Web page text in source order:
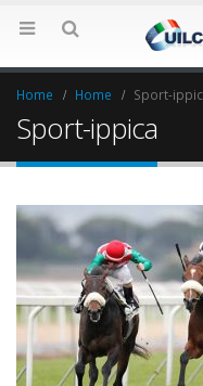
Home Home Sport-
Sport-ippica